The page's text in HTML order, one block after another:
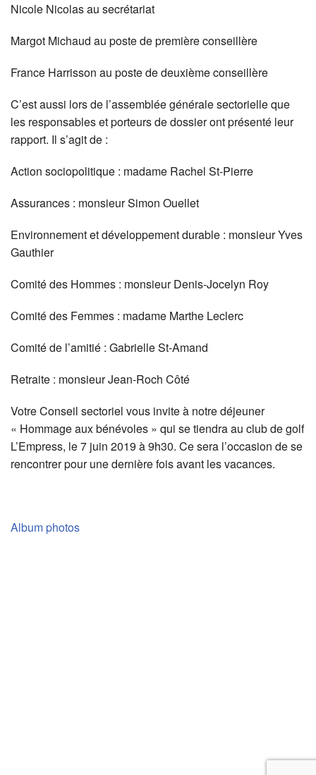
Nicole Nicolas au secrétariat
Margot Michaud au poste de première conseillère
France Harrisson au poste de deuxième conseillère
C’est aussi lors de l’assemblée générale sectorielle que
les responsables et porteurs de dossier ont présenté leur
rapport. Il s’agit de :
Action sociopolitique : madame Rachel St-Pierre
Assurances : monsieur Simon Ouellet
Environnement et développement durable : monsieur Yves
Gauthier
Comité des Hommes : monsieur Denis-Jocelyn Roy
Comité des Femmes : madame Marthe Leclerc
Comité de l’amitié : Gabrielle St-Amand
Retraite : monsieur Jean-Roch Côté
Votre Conseil sectoriel vous invite à notre déjeuner
« Hommage aux bénévoles » qui se tiendra au club de golf
L’Empress, le 7 juin 2019 à 9h30. Ce sera l’occasion de se
rencontrer pour une dernière fois avant les vacances.
Album photos